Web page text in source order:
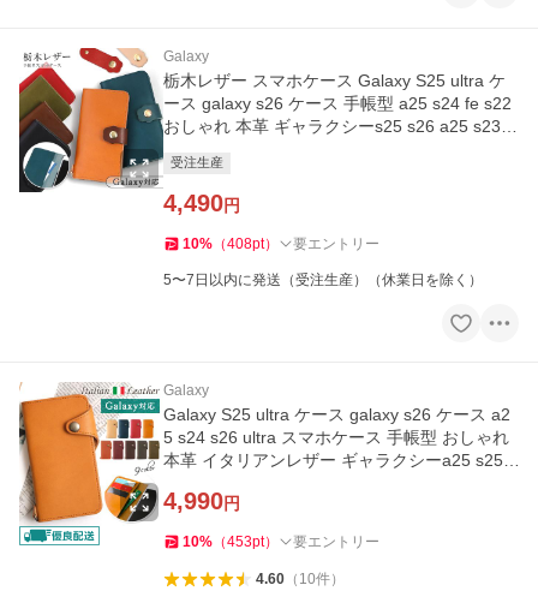
Galaxy
栃木レザー スマホケース Galaxy S25 ultra ケ
ース galaxy s26 ケース 手帳型 a25 s24 fe s22
おしゃれ 本革 ギャラクシーs25 s26 a25 s23 s
受注生産
4,490円
10% （408pt） 要エントリー
5〜7日以内に発送（受注生産）（休業日を除く）
Galaxy
Galaxy S25 ultra ケース galaxy s26 ケース a2
5 s24 s26 ultra スマホケース 手帳型 おしゃれ
本革 イタリアンレザー ギャラクシーa25 s25 s
4,990円
10% （453pt） 要エントリー
4.60（ 10件）